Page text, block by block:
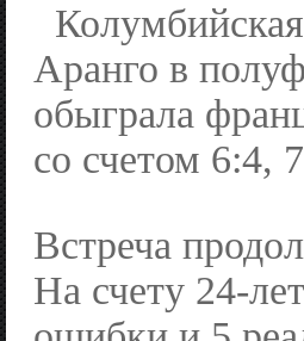
Аранго в
обыграла
со счетом 6:4,
Встреча
На счету 24-